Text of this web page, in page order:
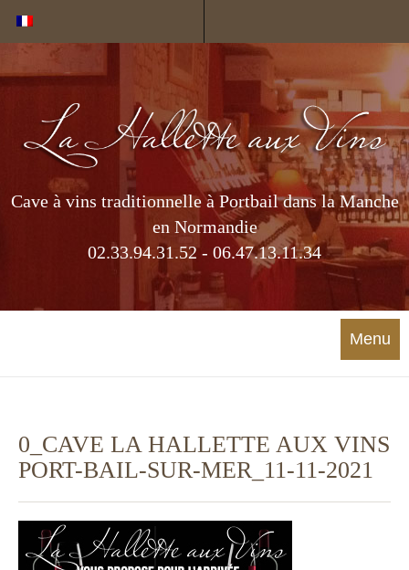
Cave à vins traditionnelle à Portbail dans la Manche
en Normandie
02.33.94.31.52 - 06.47.13.11.34
Menu
0_CAVE LA HALLETTE AUX VINS
PORT-BAIL-SUR-MER_11-11-2021
Cookies management panel